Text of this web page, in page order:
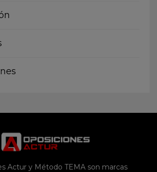
Actur y Método TEMA son marcas